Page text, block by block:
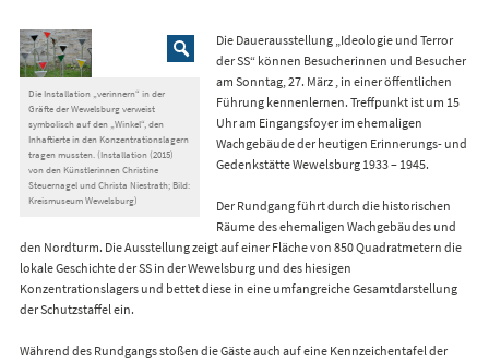
Die Installation „verinnern“ in der
Gräfte der Wewelsburg verweist
symbolisch auf den „Winkel“, den
Inhaftierte in den Konzentrationslagern
tragen mussten. (Installation (2015)
von den Künstlerinnen Christine
Steuernagel und Christa Niestrath; Bild:
Kreismuseum Wewelsburg)
Die Dauerausstellung „Ideologie und Terror
der SS“ können Besucherinnen und Besucher
am Sonntag, 27. März , in einer öffentlichen
Führung kennenlernen. Treffpunkt ist um 15
Uhr am Eingangsfoyer im ehemaligen
Wachgebäude der heutigen Erinnerungs- und
Gedenkstätte Wewelsburg 1933 – 1945.
Der Rundgang führt durch die historischen
Räume des ehemaligen Wachgebäudes und
den Nordturm. Die Ausstellung zeigt auf einer Fläche von 850 Quadratmetern die
lokale Geschichte der SS in der Wewelsburg und des hiesigen
Konzentrationslagers und bettet diese in eine umfangreiche Gesamtdarstellung
der Schutzstaffel ein.
Während des Rundgangs stoßen die Gäste auch auf eine Kennzeichentafel der